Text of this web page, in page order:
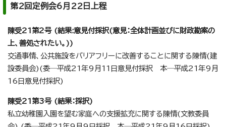
第2回定例会6月22日上程
陳受21第2号 (結果:意見付採択(意見：全体計画並びに財政勘案の
上、善処されたい。))
交通事情、公共施設をバリアフリーに改善することに関する陳情(建
設委員会)(委─平成21年9月11日意見付採択 本─平成21年9月
16日意見付採択)
陳受21第3号 (結果：採択)
私立幼稚園入園を望む家庭への支援拡充に関する陳情(文教委員